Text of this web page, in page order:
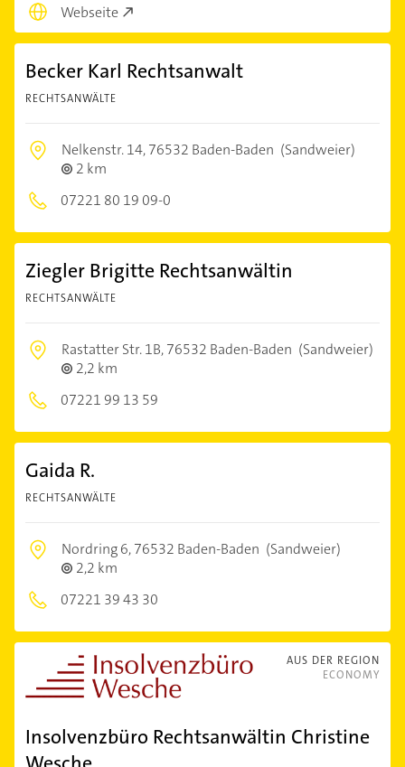
Webseite
Becker Karl Rechtsanwalt
RECHTSANWÄLTE
Nelkenstr. 14,76532 Baden-Baden (Sandweier)
2 km
07221 80 19 09-0
Ziegler Brigitte Rechtsanwältin
RECHTSANWÄLTE
Rastatter Str. 1B,76532 Baden-Baden (Sandweier)
2,2 km
07221 99 13 59
Gaida R.
RECHTSANWÄLTE
Nordring 6,76532 Baden-Baden (Sandweier)
2,2 km
07221 39 43 30
AUS DER REGION
ECONOMY
Insolvenzbüro Rechtsanwältin Christine